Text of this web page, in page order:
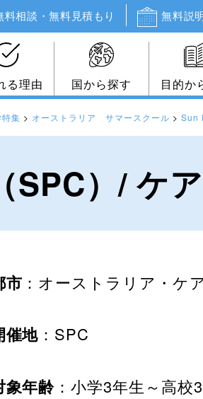
料相談・無料見積もり 無料説
る理由 国から探す 目的か
集 > オーストラリア サマースクール > Sun
）/ ケ
市 ：オーストラリア・ケ
催地 ：SPC
象年齢 ：小学3年生～高校